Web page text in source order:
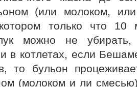
(или молоком,
только что 10
можно не
в котлетах, если
то бульон
(молоком и ли